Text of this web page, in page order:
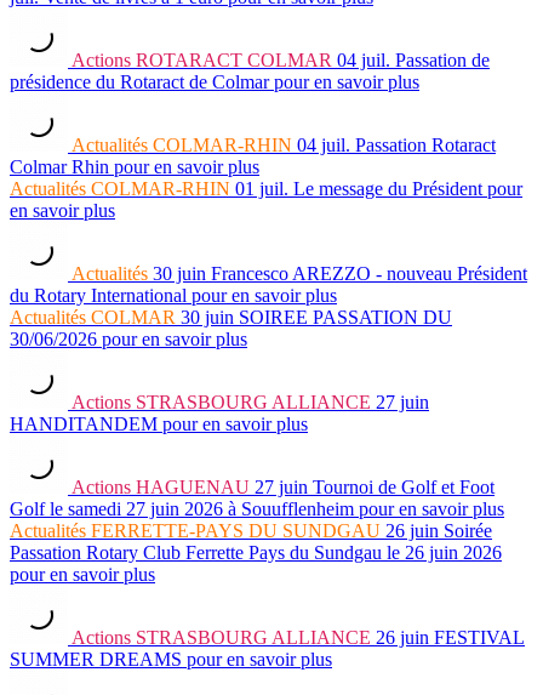
Actions ROTARACT COLMAR 04 juil. Passation de
présidence du Rotaract de Colmar pour en savoir plus
Actualités COLMAR-RHIN 04 juil. Passation Rotaract
Colmar Rhin pour en savoir plus
Actualités COLMAR-RHIN 01 juil. Le message du Président pour
en savoir plus
Actualités 30 juin Francesco AREZZO - nouveau Président
du Rotary International pour en savoir plus
Actualités COLMAR 30 juin SOIREE PASSATION DU
30/06/2026 pour en savoir plus
Actions STRASBOURG ALLIANCE 27 juin
HANDITANDEM pour en savoir plus
Actions HAGUENAU 27 juin Tournoi de Golf et Foot
Golf le samedi 27 juin 2026 à Souufflenheim pour en savoir plus
Actualités FERRETTE-PAYS DU SUNDGAU 26 juin Soirée
Passation Rotary Club Ferrette Pays du Sundgau le 26 juin 2026
pour en savoir plus
Actions STRASBOURG ALLIANCE 26 juin FESTIVAL
SUMMER DREAMS pour en savoir plus